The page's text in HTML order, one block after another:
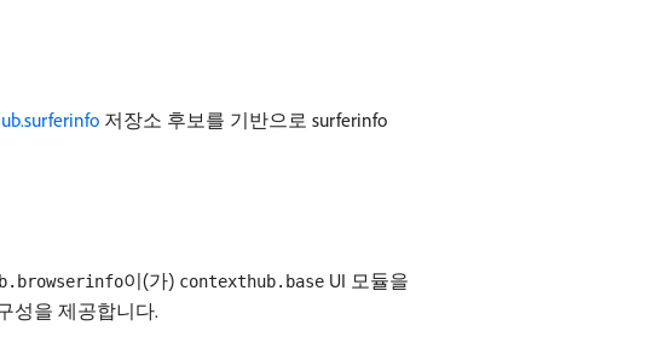
저장소 후보를 기반으로 surferinfo
이(가) contexthub.base UI 모듈을
성을 제공합니다.